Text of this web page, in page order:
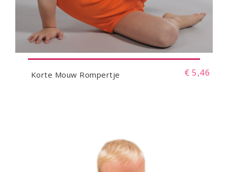
Korte Mouw Rompertje € 5,46